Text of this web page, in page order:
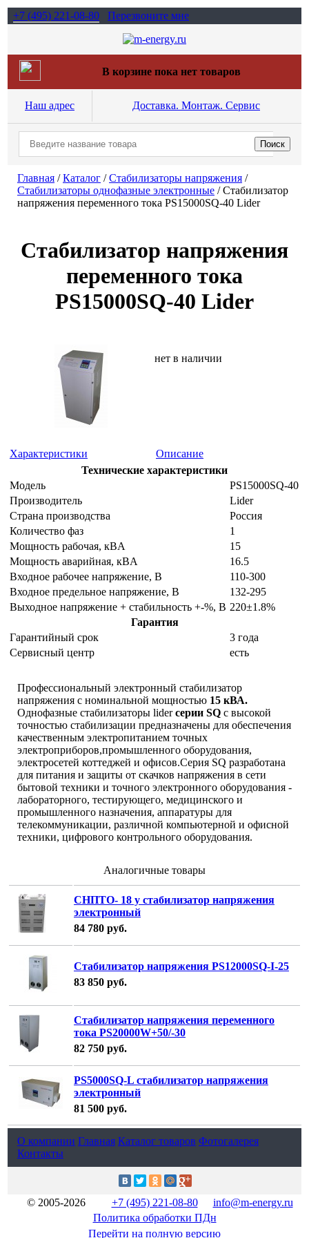
+7 (495) 221-08-80 Перезвоните мне
В корзине пока нет товаров
Наш адрес Доставка. Монтаж. Сервис
Главная /Каталог /Стабилизаторы напряжения /
Cтабилизаторы однофазные электронные /Стабилизатор
напряжения переменного тока PS15000SQ-40 Lider
Стабилизатор напряжения
переменного тока
PS15000SQ-40 Lider
нет в наличии
Характеристики
Описание
Технические характеристики
Модель
PS15000SQ-40
Производитель
Lider
Страна производства
Россия
Количество фаз
1
Мощность рабочая, кВA
15
Мощность аварийная, кВA
16.5
Входное рабочее напряжение, В
110-300
Входное предельное напряжение, В
132-295
Выходное напряжение + стабильность +-%, В 220±1.8%
Гарантия
Гарантийный срок
3 года
Сервисный центр
есть
Профессиональный электронный стабилизатор
напряжения с номинальной мощностью 15 кВА.
Однофазные стабилизаторы liderсерии SQ с высокой
точностью стабилизации предназначены для обеспечения
качественным электропитанием точных
электроприборов,промышленного оборудования,
электросетей коттеджей и офисов.Серия SQ разработана
для питания и защиты от скачков напряжения в сети
бытовой техники и точного электронного оборудования -
лабораторного, тестирующего, медицинского и
промышленного назначения, аппаратуры для
телекоммуникации, различной компьютерной и офисной
техники, цифрового контрольного оборудования.
Аналогичные товары
СНПТО- 18 у стабилизатор напряжения
электронный
84 780 руб.
Стабилизатор напряжения PS12000SQ-I-25
83 850 руб.
Стабилизатор напряжения переменного
тока PS20000W+50/-30
82 750 руб.
PS5000SQ-L стабилизатор напряжения
электронный
81 500 руб.
О компании Главная Каталог товаров Фотогалерея
Контакты
© 2005-2026 +7 (495) 221-08-80
info@m-energy.ru
Политика обработки ПДн
Перейти на полную версию